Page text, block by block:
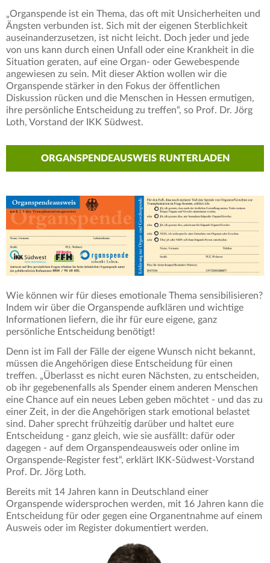
„Organspende ist ein Thema, das oft mit Unsicherheiten und
Ängsten verbunden ist. Sich mit der eigenen Sterblichkeit
auseinanderzusetzen, ist nicht leicht. Doch jeder und jede
von uns kann durch einen Unfall oder eine Krankheit in die
Situation geraten, auf eine Organ- oder Gewebespende
angewiesen zu sein. Mit dieser Aktion wollen wir die
Organspende stärker in den Fokus der öffentlichen
Diskussion rücken und die Menschen in Hessen ermutigen,
ihre persönliche Entscheidung zu treffen“, so Prof. Dr. Jörg
Loth, Vorstand der IKK Südwest.
ORGANSPENDEAUSWEIS RUNTERLADEN
Wie können wir für dieses emotionale Thema sensibilisieren?
Indem wir über die Organspende aufklären und wichtige
Informationen liefern, die ihr für eure eigene, ganz
persönliche Entscheidung benötigt!
Denn ist im Fall der Fälle der eigene Wunsch nicht bekannt,
müssen die Angehörigen diese Entscheidung für einen
treffen. „Überlasst es nicht euren Nächsten, zu entscheiden,
ob ihr gegebenenfalls als Spender einem anderen Menschen
eine Chance auf ein neues Leben geben möchtet - und das zu
einer Zeit, in der die Angehörigen stark emotional belastet
sind. Daher sprecht frühzeitig darüber und haltet eure
Entscheidung - ganz gleich, wie sie ausfällt: dafür oder
dagegen - auf dem Organspendeausweis oder online im
Organspende-Register fest“, erklärt IKK-Südwest-Vorstand
Prof. Dr. Jörg Loth.
Bereits mit 14 Jahren kann in Deutschland einer
Organspende widersprochen werden, mit 16 Jahren kann die
Entscheidung für oder gegen eine Organentnahme auf einem
Ausweis oder im Register dokumentiert werden.